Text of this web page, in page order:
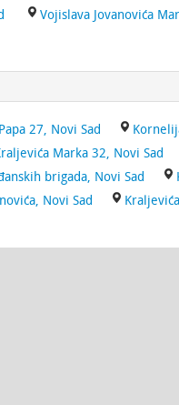
Vojislava Jovanovića
27, Novi Sad
Marka 32, Novi Sad
brigada, Novi Sad
Novi Sad